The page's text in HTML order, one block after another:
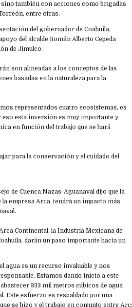
también con acciones como brigadas
entre otras.
del gobernador de Coahuila,
del alcalde Román Alberto Cepeda
de Jimulco.
son alineadas a los conceptos de las
basadas en la naturaleza para la
representados cuatro ecosistemas, es
esta inversión es muy importante y
en función del trabajo que se hará
para la conservación y el cuidado del
de Cuenca Nazas-Aguanaval dijo que la
empresa Arca, tendrá un impacto más
Continental, la Industria Mexicana de
darán un paso importante hacia un
agua es un recurso invaluable y nos
Estamos dando inicio a este
333 mil metros cúbicos de agua
Este esfuerzo es respaldado por una
se hizo y el trabajo en conjunto entre